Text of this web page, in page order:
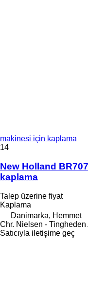
makinesi için kaplama
14
New Holland
kaplama
Talep üzerine fiyat
Kaplama
Danimarka, Hemmet
Chr. Nielsen - Tingheden
Satıcıyla iletişime geç